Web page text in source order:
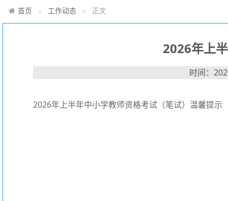
首页 工作动态 正文
2026年上
时间：
2026年上半年中小学教师资格考试（笔试）温馨提示